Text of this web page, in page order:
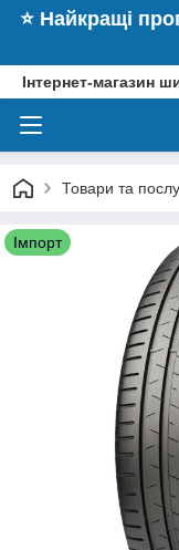
⭐️ Найкращі
Інтернет-магазин
Товари та
Імпорт